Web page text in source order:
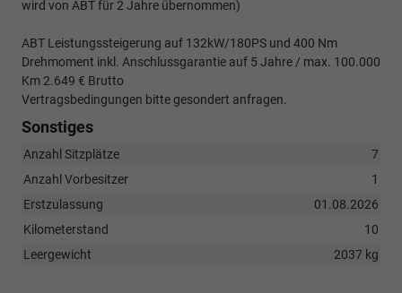
wird von ABT für 2 Jahre übernommen)
ABT Leistungssteigerung auf 132kW/180PS und 400 Nm
Drehmoment inkl. Anschlussgarantie auf 5 Jahre / max. 100.000
Km 2.649 € Brutto
Vertragsbedingungen bitte gesondert anfragen.
Sonstiges
Anzahl Sitzplätze
7
Anzahl Vorbesitzer
1
Erstzulassung
01.08.2026
Kilometerstand
10
Leergewicht
2037 kg